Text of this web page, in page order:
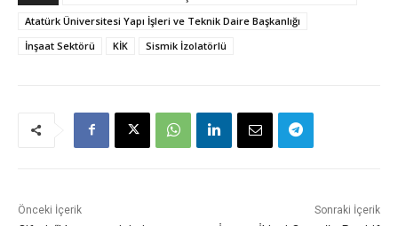
Atatürk Üniversitesi Yapı İşleri ve Teknik Daire Başkanlığı
İnşaat Sektörü
KİK Sismik İzolatörlü
Önceki İçerik Sonraki İçerik